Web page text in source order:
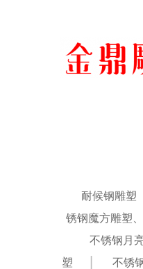
耐候钢雕塑
锈钢魔方雕塑、
不锈钢月
塑
不锈